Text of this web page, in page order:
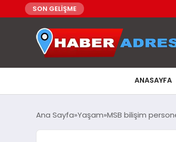
SON GELİŞME
ANASAYFA
Ana Sayfa Yaşam MSB bilişim